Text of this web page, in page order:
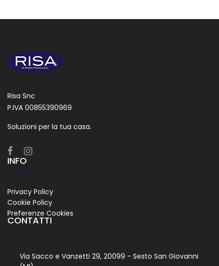
Risa Snc
P.IVA 00855390969
Soluzioni per la tua casa.
INFO
Privacy Policy
Cookie Policy
Preferenze Cookies
CONTATTI
Via Sacco e Vanzetti 29, 20099 - Sesto San Giovanni